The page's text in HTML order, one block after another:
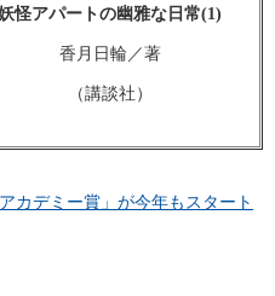
怪アパートの幽雅な日常(1)
香月日輪／著
（講談社）
カデミー賞」が今年もスタート